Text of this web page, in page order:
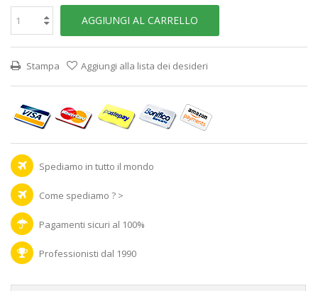
AGGIUNGI AL CARRELLO
Stampa Aggiungi alla lista dei desideri
Spediamo in tutto il mondo
Come spediamo ? >
Pagamenti sicuri al 100%
Professionisti dal 1990